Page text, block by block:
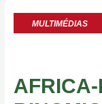
MULTIMÉDIAS